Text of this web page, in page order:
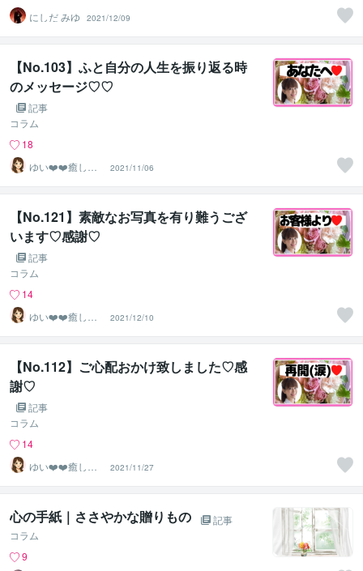
にしだ みゆ
2021/12/09
【No.103】ふと自分の人生を振り返る時
のメッセージ♡♡
記事
コラム
18
ゆい❤️❤️癒しの
心友
2021/11/06
【No.121】素敵なお写真を有り難うござ
います♡感謝♡
記事
コラム
14
ゆい❤️❤️癒しの
心友
2021/12/10
【No.112】ご心配おかけ致しました♡感
謝♡
記事
コラム
14
ゆい❤️❤️癒しの
心友
2021/11/27
心の手紙｜ささやかな贈りもの
記事
コラム
9